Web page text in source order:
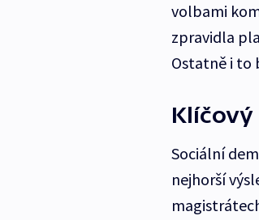
volbami
zpravidla
Ostatně i to
Sociální
nejhorší